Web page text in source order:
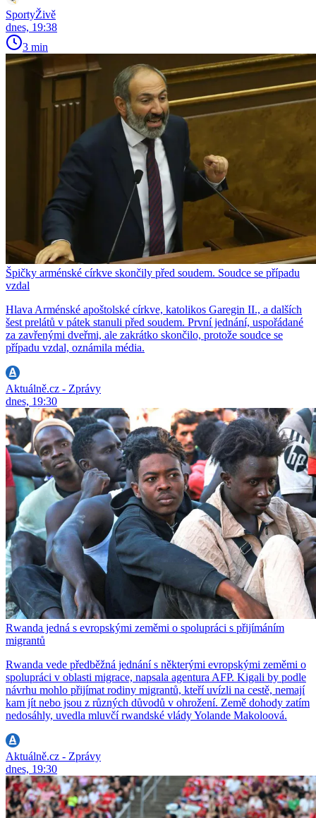
SportyŽivě
dnes, 19:38
3 min
Špičky arménské církve skončily před soudem. Soudce se případu
vzdal
Hlava Arménské apoštolské církve, katolikos Garegin II., a dalších
šest prelátů v pátek stanuli před soudem. První jednání, uspořádané
za zavřenými dveřmi, ale zakrátko skončilo, protože soudce se
případu vzdal, oznámila média.
Aktuálně.cz - Zprávy
dnes, 19:30
Rwanda jedná s evropskými zeměmi o spolupráci s přijímáním
migrantů
Rwanda vede předběžná jednání s některými evropskými zeměmi o
spolupráci v oblasti migrace, napsala agentura AFP. Kigali by podle
návrhu mohlo přijímat rodiny migrantů, kteří uvízli na cestě, nemají
kam jít nebo jsou z různých důvodů v ohrožení. Země dohody zatím
nedosáhly, uvedla mluvčí rwandské vlády Yolande Makoloová.
Aktuálně.cz - Zprávy
dnes, 19:30